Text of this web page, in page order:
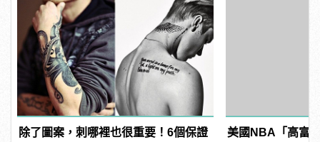
除了圖案，刺哪裡也很重要！6個保證
美國NBA「高富